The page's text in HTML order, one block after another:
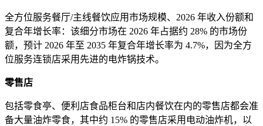
全方位服务餐厅/主线餐饮应用市场规模、2026 年收入份额和
复合年增长率：该细分市场在 2026 年占据约 28% 的市场份
额，预计 2026 年至 2035 年复合年增长率为 4.7%，因为全方
位服务连锁店采用先进的电炸锅技术。
零售店
包括零食亭、便利店食品柜台和店内餐饮在内的零售店都会准
备大量油炸零食，其中约 15% 的零售店采用电动油炸机，以